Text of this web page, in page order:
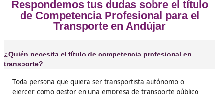
❝
Yo siempre lo recomiendo: el esfuerzo de
del transporte.
Marián, de Andújar